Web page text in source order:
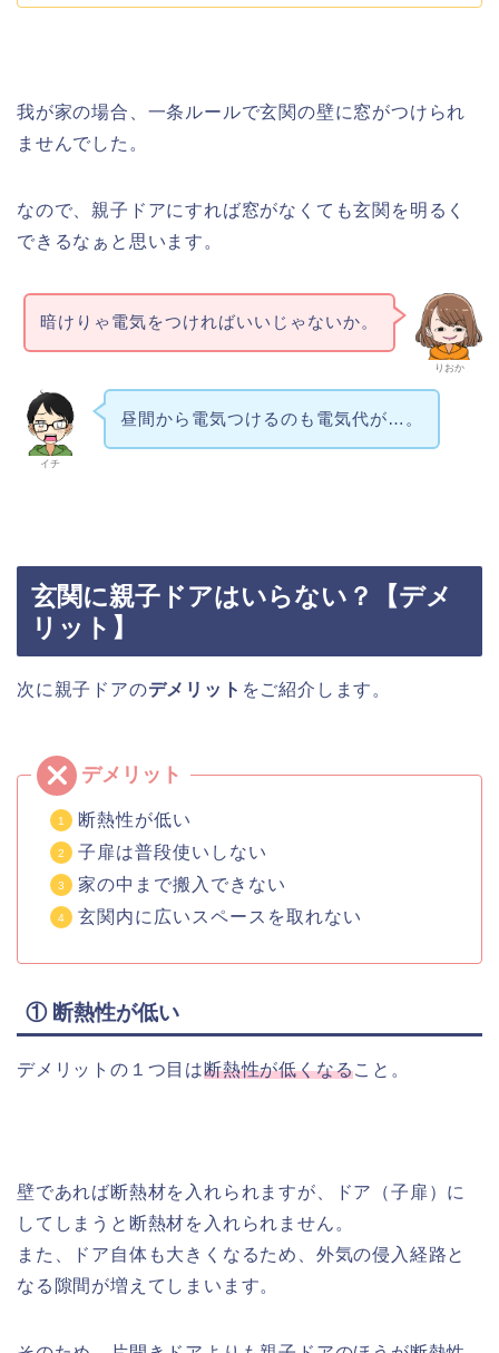
我が家の場合、一条ルールで玄関の壁に窓がつけられ
ませんでした。
なので、親子ドアにすれば窓がなくても玄関を明るく
できるなぁと思います。
りおか
暗けりゃ電気をつければいいじゃないか。
イチ
昼間から電気つけるのも電気代が…。
玄関に親子ドアはいらない？【デメ
リット】
次に親子ドアのデメリット をご紹介します。
断熱性が低い
子扉は普段使いしない
家の中まで搬入できない
玄関内に広いスペースを取れない
① 断熱性が低い
デメリットの１つ目は断熱性が低くなること。
壁であれば断熱材を入れられますが、ドア（子扉）に
してしまうと断熱材を入れられません。
また、ドア自体も大きくなるため、外気の侵入経路と
なる隙間が増えてしまいます。